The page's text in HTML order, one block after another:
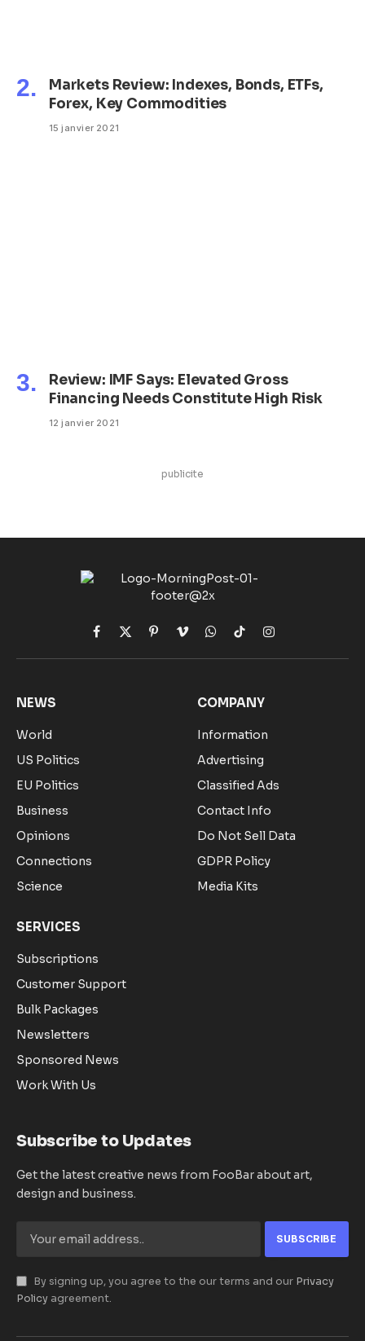
Markets Review: Indexes, Bonds, ETFs,
Forex, Key Commodities
15 janvier 2021
Review: IMF Says: Elevated Gross
Financing Needs Constitute High Risk
12 janvier 2021
publicite
Facebook
X
(Twitter)
Pinterest
VimeoWhatsApp
TikTokInstagram
NEWS
World
US Politics
EU Politics
Business
Opinions
Connections
Science
COMPANY
Information
Advertising
Classified Ads
Contact Info
Do Not Sell Data
GDPR Policy
Media Kits
SERVICES
Subscriptions
Customer Support
Bulk Packages
Newsletters
Sponsored News
Work With Us
Subscribe to Updates
Get the latest creative news from FooBar about art,
design and business.
By signing up, you agree to the our terms and our Privacy
Policy agreement.